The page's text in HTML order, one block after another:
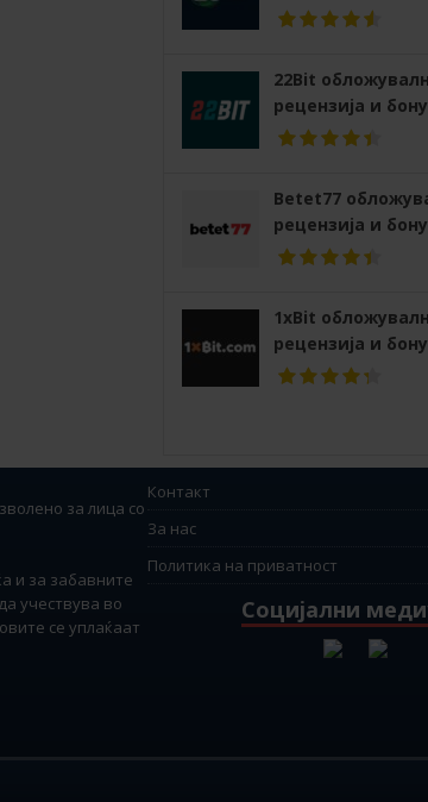
22Bit
рецензија и
Betet77
рецензија и
1xBit
рецензија и
за лица со
и за забавните
учествува во
се уплаќаат
Контакт
За нас
Политика на приватност
Социјални